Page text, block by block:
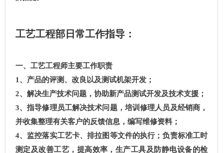
工艺工程部日常工作指导：
一、 工艺工程师主要工作职责
1 、产品的评测、改良以及测试机架开发；
2、解决生产技术问题，协助新产品测试开发及技术支援；
3、指导修理员工解决技术问题，培训修理人员及经销商，
并收集整理有关客户的反馈信息，编写维修资料；
4、监控落实工艺卡、排拉图等文件的执行；负责标准工时
测定及改善工艺，提高效率，生产工具及防静电设备的检